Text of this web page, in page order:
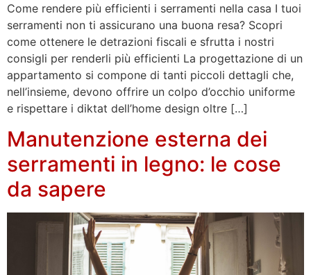
Come rendere più efficienti i serramenti nella casa I tuoi
serramenti non ti assicurano una buona resa? Scopri
come ottenere le detrazioni fiscali e sfrutta i nostri
consigli per renderli più efficienti La progettazione di un
appartamento si compone di tanti piccoli dettagli che,
nell’insieme, devono offrire un colpo d’occhio uniforme
e rispettare i diktat dell’home design oltre […]
Manutenzione esterna dei
serramenti in legno: le cose
da sapere